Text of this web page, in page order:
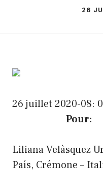
26
26 juillet 2020-08:
Pour:
Liliana Velàsquez
País, Crémone –